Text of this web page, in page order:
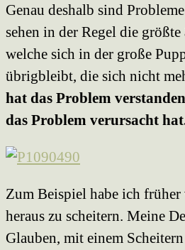
Genau deshalb sind
sehen in der Regel die
welche sich in der große
übrigbleibt, die sich nicht
hat das Problem
das Problem verursacht
Zum Beispiel habe ich
heraus zu scheitern. Meine
Glauben, mit einem